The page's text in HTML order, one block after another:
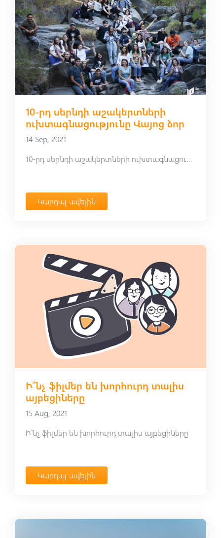
10-րդ սերնդի աշակերտների
ուխտագնացությունը Վայոց ձոր
14 Sep, 2021
10-րդ սերնդի աշակերտների ուխտագնացությունը Վայոց ձոր
Կարդալ ավելին
Ի՞նչ ֆիլմեր են խորհուրդ տալիս
այբեցիները
15 Aug, 2021
Ի՞նչ ֆիլմեր են խորհուրդ տալիս այբեցիները
Կարդալ ավելին